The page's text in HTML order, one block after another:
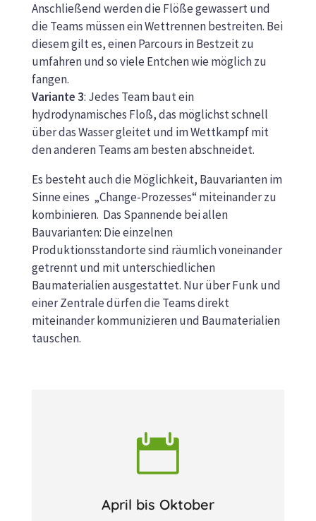
Anschließend werden die Flöße gewassert und
die Teams müssen ein Wettrennen bestreiten. Bei
diesem gilt es, einen Parcours in Bestzeit zu
umfahren und so viele Entchen wie möglich zu
fangen.
Variante 3: Jedes Team baut ein
hydrodynamisches Floß, das möglichst schnell
über das Wasser gleitet und im Wettkampf mit
den anderen Teams am besten abschneidet.
Es besteht auch die Möglichkeit, Bauvarianten im
Sinne eines „Change-Prozesses“ miteinander zu
kombinieren. Das Spannende bei allen
Bauvarianten: Die einzelnen
Produktionsstandorte sind räumlich voneinander
getrennt und mit unterschiedlichen
Baumaterialien ausgestattet. Nur über Funk und
einer Zentrale dürfen die Teams direkt
miteinander kommunizieren und Baumaterialien
tauschen.

April bis Oktober